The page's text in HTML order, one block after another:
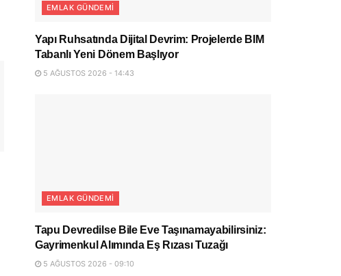
EMLAK GÜNDEMI
Yapı Ruhsatında Dijital Devrim: Projelerde BIM
Tabanlı Yeni Dönem Başlıyor
5 AĞUSTOS 2026 - 14:43
EMLAK GÜNDEMI
Tapu Devredilse Bile Eve Taşınamayabilirsiniz:
Gayrimenkul Alımında Eş Rızası Tuzağı
5 AĞUSTOS 2026 - 09:10